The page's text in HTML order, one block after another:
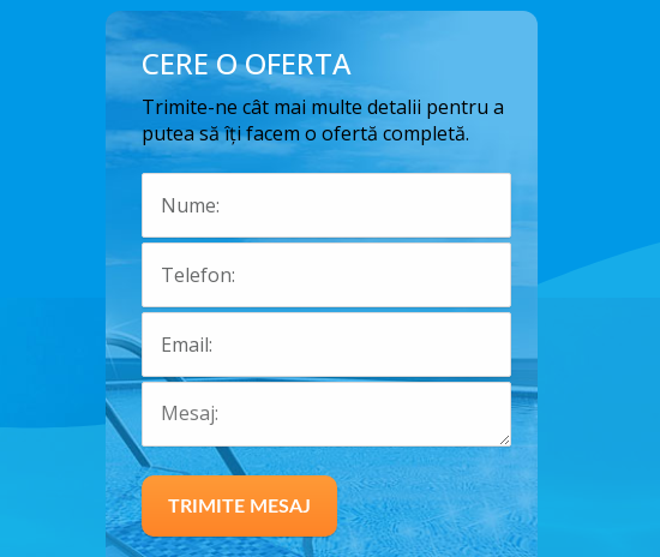
CERE O OFERTA
Trimite-ne cât mai multe detalii pentru a
putea să îți facem o ofertă completă.